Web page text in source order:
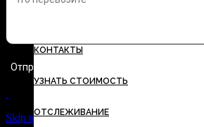
КОНТАКТЫ
УЗНАТЬ СТОИМОСТЬ
ОТСЛЕЖИВАНИЕ
Skip to Content